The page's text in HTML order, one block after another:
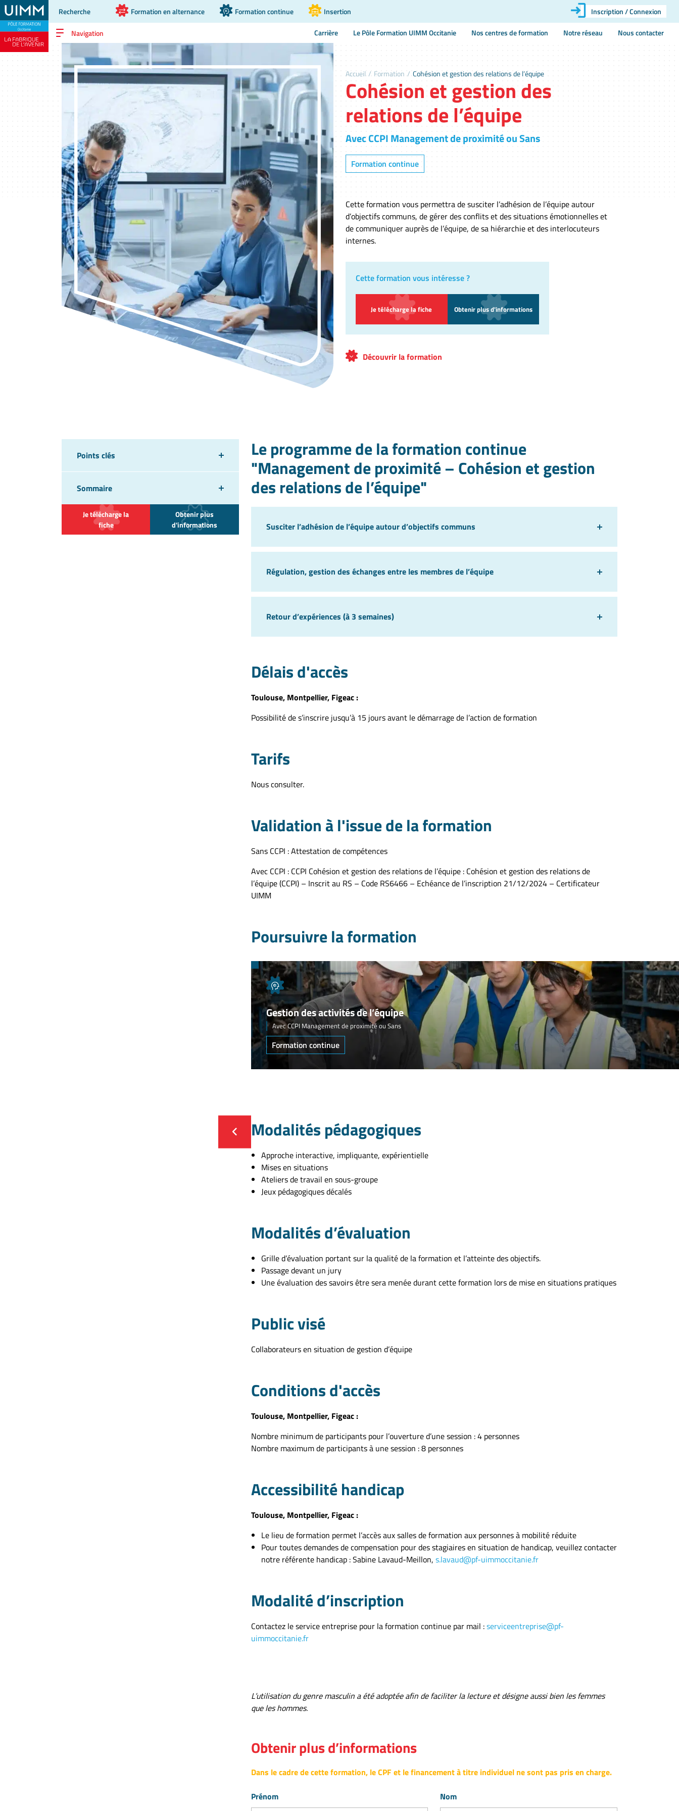
Recherche Formation en alternance Formation continue Insertion Inscription / Connexion
Navigation Carrière Le Pôle Formation UIMM Occitanie Nos centres de formation Notre réseau Nous contacter
Accueil / Formation / Cohésion et gestion des relations de l’équipe
Cohésion et gestion des
relations de l’équipe
Avec CCPI Management de proximité ou Sans
Formation continue
Cette formation vous permettra de susciter l’adhésion de l’équipe autour
d’objectifs communs, de gérer des conflits et des situations émotionnelles et
de communiquer auprès de l’équipe, de sa hiérarchie et des interlocuteurs
internes.
Cette formation vous intéresse ?
Je télécharge la fiche Obtenir plus d'informations
Découvrir la formation
Points clés
Sommaire
Je télécharge la
fiche
Obtenir plus
d'informations
Le programme de la formation continue
"Management de proximité – Cohésion et gestion
des relations de l’équipe"
Susciter l’adhésion de l’équipe autour d’objectifs communs
Régulation, gestion des échanges entre les membres de l’équipe
Retour d’expériences (à 3 semaines)
Délais d'accès
Toulouse, Montpellier, Figeac :
Possibilité de s’inscrire jusqu’à 15 jours avant le démarrage de l’action de formation
Tarifs
Nous consulter.
Validation à l'issue de la formation
Sans CCPI : Attestation de compétences
Avec CCPI : CCPI Cohésion et gestion des relations de l’équipe : Cohésion et gestion des relations de
l’équipe (CCPI) – Inscrit au RS – Code RS6466 – Echéance de l’inscription 21/12/2024 – Certificateur
UIMM
Poursuivre la formation
Gestion des activités de l’équipe
Avec CCPI Management de proximité ou Sans
Formation continue
Modalités pédagogiques
Approche interactive, impliquante, expérientielle
Mises en situations
Ateliers de travail en sous-groupe
Jeux pédagogiques décalés
Modalités d’évaluation
Grille d’évaluation portant sur la qualité de la formation et l’atteinte des objectifs.
Passage devant un jury
Une évaluation des savoirs être sera menée durant cette formation lors de mise en situations pratiques
Public visé
Collaborateurs en situation de gestion d’équipe
Conditions d'accès
Toulouse, Montpellier, Figeac :
Nombre minimum de participants pour l’ouverture d’une session : 4 personnes
Nombre maximum de participants à une session : 8 personnes
Accessibilité handicap
Toulouse, Montpellier, Figeac :
Le lieu de formation permet l’accès aux salles de formation aux personnes à mobilité réduite
Pour toutes demandes de compensation pour des stagiaires en situation de handicap, veuillez contacter
notre référente handicap : Sabine Lavaud-Meillon, s.lavaud@pf-uimmoccitanie.fr
Modalité d’inscription
Contactez le service entreprise pour la formation continue par mail :serviceentreprise@pf-
uimmoccitanie.fr
L’utilisation du genre masculin a été adoptée afin de faciliter la lecture et désigne aussi bien les femmes
que les hommes.
Obtenir plus d’informations
Dans le cadre de cette formation, le CPF et le financement à titre individuel ne sont pas pris en charge.
Prénom
Nom